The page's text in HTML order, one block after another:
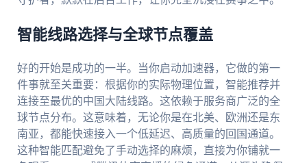
智能线路选择与全球节点覆盖
好的开始是成功的一半。当你启动加速器，它做的第一
件事就至关重要：根据你的实际物理位置，智能推荐并
连接至最优的中国大陆线路。这依赖于服务商广泛的全
球节点分布。这意味着，无论你是在北美、欧洲还是东
南亚，都能快速接入一个低延迟、高质量的回国通道。
这种智能匹配避免了手动选择的麻烦，直接为你铺就一